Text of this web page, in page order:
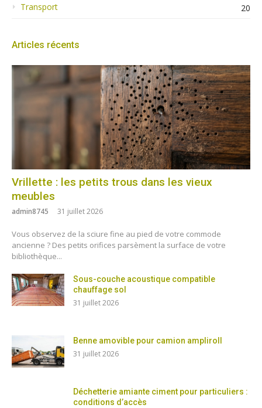
Transport
20
Articles récents
Vrillette : les petits trous dans les vieux
meubles
admin8745 31 juillet 2026
Vous observez de la sciure fine au pied de votre commode
ancienne ? Des petits orifices parsèment la surface de votre
bibliothèque...
Sous-couche acoustique compatible
chauffage sol
31 juillet 2026
Benne amovible pour camion ampliroll
31 juillet 2026
Déchetterie amiante ciment pour particuliers :
conditions d’accès